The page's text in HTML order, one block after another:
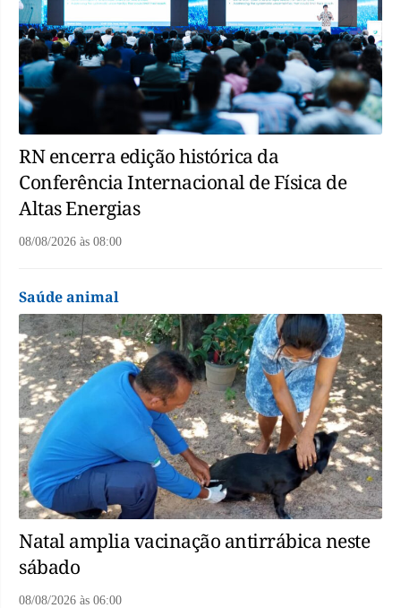
RN encerra edição histórica da
Conferência Internacional de Física de
Altas Energias
08/08/2026 às 08:00
Saúde animal
Natal amplia vacinação antirrábica neste
sábado
08/08/2026 às 06:00